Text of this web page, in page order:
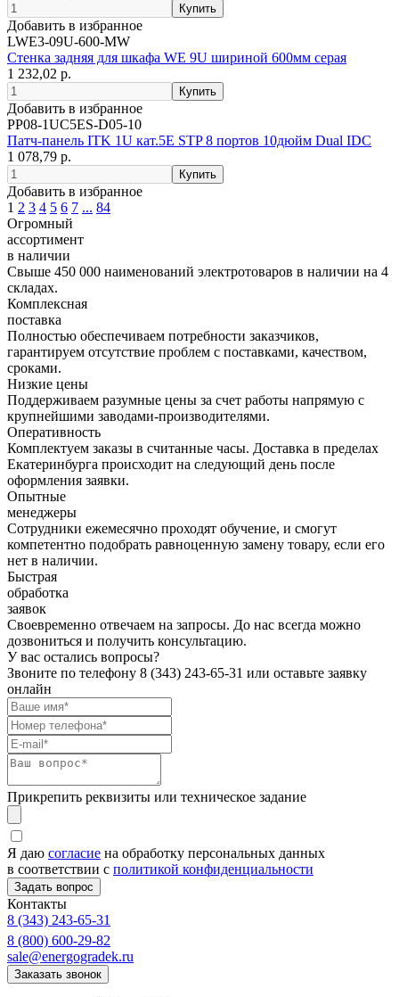
Добавить в избранное
LWE3-09U-600-MW
Стенка задняя для шкафа WE 9U шириной 600мм серая
1 232,02 р.
Добавить в избранное
PP08-1UC5ES-D05-10
Патч-панель ITK 1U кат.5E STP 8 портов 10дюйм Dual IDC
1 078,79 р.
Добавить в избранное
1 2 3 4 5 6 7 ... 84
Огромный
ассортимент
в наличии
Свыше 450 000 наименований электротоваров в наличии на 4
складах.
Комплексная
поставка
Полностью обеспечиваем потребности заказчиков,
гарантируем отсутствие проблем с поставками, качеством,
сроками.
Низкие цены
Поддерживаем разумные цены за счет работы напрямую с
крупнейшими заводами-производителями.
Оперативность
Комплектуем заказы в считанные часы. Доставка в пределах
Екатеринбурга происходит на следующий день после
оформления заявки.
Опытные
менеджеры
Сотрудники ежемесячно проходят обучение, и смогут
компетентно подобрать равноценную замену товару, если его
нет в наличии.
Быстрая
обработка
заявок
Своевременно отвечаем на запросы. До нас всегда можно
дозвониться и получить консультацию.
У вас остались вопросы?
Звоните по телефону 8 (343) 243-65-31 или оставьте заявку
онлайн
Прикрепить реквизиты или техническое задание
Я даю согласие на обработку персональных данных
в соответствии с политикой конфиденциальности
Контакты
8 (343) 243-65-31
8 (800) 600-29-82
sale@energogradek.ru